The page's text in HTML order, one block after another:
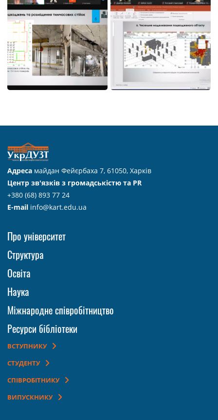
Адреса майдан Фейєрбаха 7, 61050, Харків
Центр зв'язків з громадськістю та PR
+380 (68) 893 77 24
E-mail info@kart.edu.ua
Про університет
Структура
Освіта
Наука
Міжнародне співробітництво
Ресурси бібліотеки
ВСТУПНИКУ
СТУДЕНТУ
СПІВРОБІТНИКУ
ВИПУСКНИКУ